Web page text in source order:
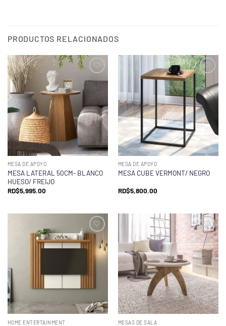
PRODUCTOS RELACIONADOS
MESA DE APOYO
MESA LATERAL 50CM- BLANCO
HUESO/ FREIJO
RD$5,995.00
MESA DE APOYO
MESA CUBE VERMONT/ NEGRO
RD$5,800.00
HOME ENTERTAINMENT MESAS DE SALA